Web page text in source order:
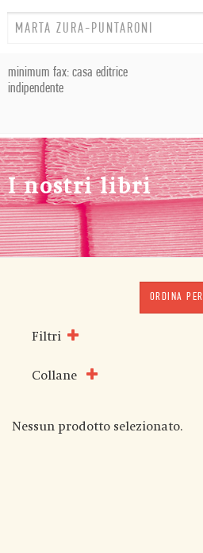
minimum fax: casa editrice
indipendente
I nostri libri
ORDINA PER
Filtri
Collane
Nessun prodotto selezionato.